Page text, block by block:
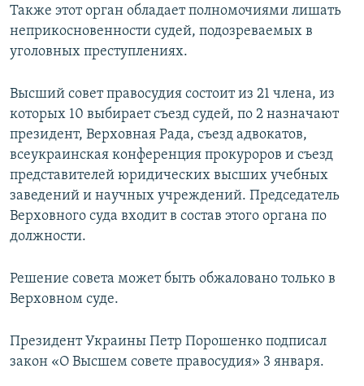
Также этот орган обладает полномочиями лишать
неприкосновенности судей, подозреваемых в
уголовных преступлениях.
Высший совет правосудия состоит из 21 члена, из
которых 10 выбирает съезд судей, по 2 назначают
президент, Верховная Рада, съезд адвокатов,
всеукраинская конференция прокуроров и съезд
представителей юридических высших учебных
заведений и научных учреждений. Председатель
Верховного суда входит в состав этого органа по
должности.
Решение совета может быть обжаловано только в
Верховном суде.
Президент Украины Петр Порошенко подписал
закон «О Высшем совете правосудия» 3 января.